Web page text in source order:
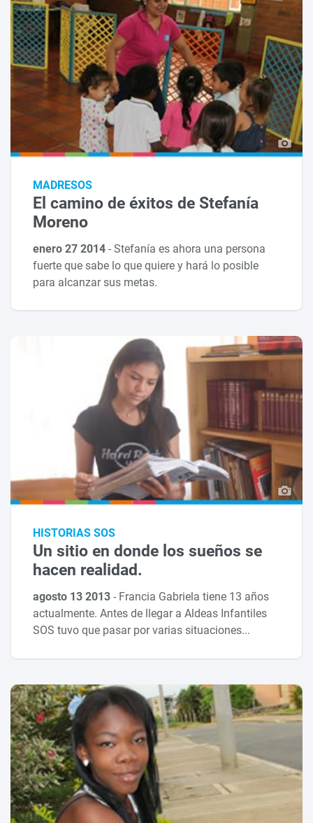
MADRESOS
El camino de éxitos de Stefanía
Moreno
enero 27 2014-Stefanía es ahora una persona
fuerte que sabe lo que quiere y hará lo posible
para alcanzar sus metas.
HISTORIAS SOS
Un sitio en donde los sueños se
hacen realidad.
agosto 13 2013- Francia Gabriela tiene 13 años
actualmente. Antes de llegar a Aldeas Infantiles
SOS tuvo que pasar por varias situaciones...